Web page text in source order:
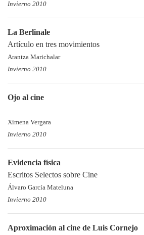
Invierno 2010
La Berlinale
Artículo en tres movimientos
Arantza Marichalar
Invierno 2010
Ojo al cine
Ximena Vergara
Invierno 2010
Evidencia física
Escritos Selectos sobre Cine
Álvaro García Mateluna
Invierno 2010
Aproximación al cine de Luis Cornejo